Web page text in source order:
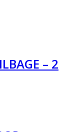
– 2